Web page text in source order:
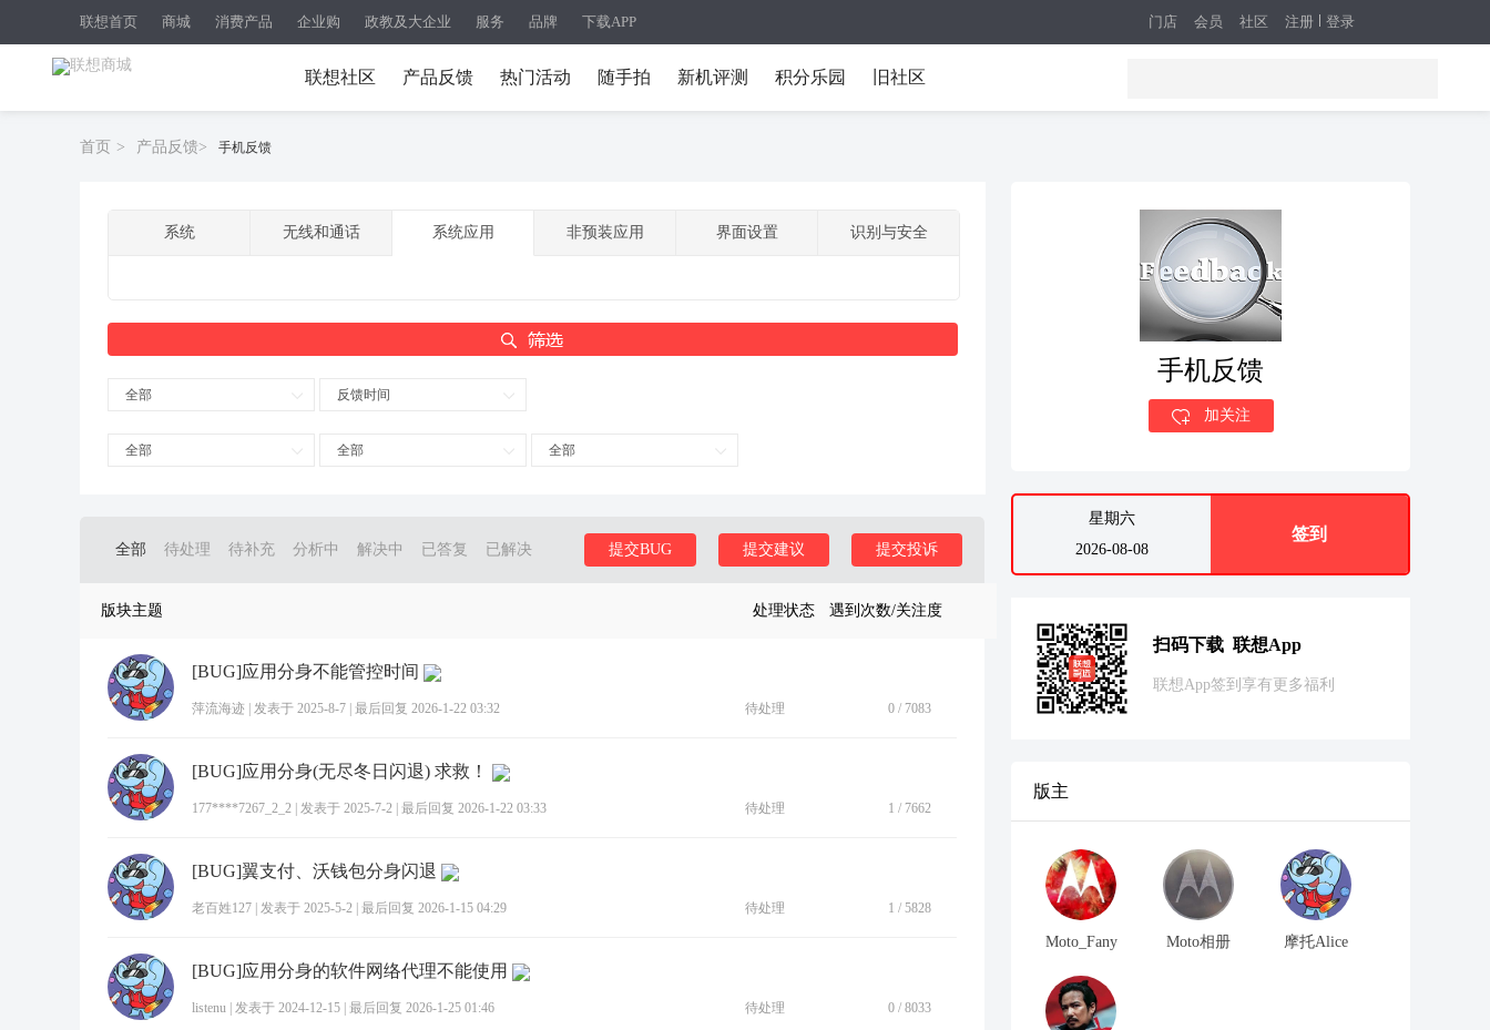
联想首页 商城 消费产品 企业购 政教及大企业 服务 品牌 下载APP 注册 登录
门店 会员 社区
联想社区 产品反馈 热门活动 随手拍 新机评测 积分乐园 旧社区
首页 > 产品反馈> 手机反馈
系统 无线和通话 系统应用 非预装应用 界面设置 识别与安全
全部 反馈时间
全部 全部 全部
全部 待处理 待补充 分析中 解决中 已答复 已解决 提交投诉
提交建议
提交BUG
版块主题 处理状态 遇到次数/关注度
[BUG]应用分身不能管控时间
萍流海迹 发表于 2025-8-7 最后回复 2026-1-22 03:32 待处理 0 / 7083
[BUG]应用分身(无尽冬日闪退) 求救！
177****7267_2_2 发表于 2025-7-2 最后回复 2026-1-22 03:33 待处理 1 / 7662
[BUG]翼支付、沃钱包分身闪退
老百姓127 发表于 2025-5-2 最后回复 2026-1-15 04:29 待处理 1 / 5828
[BUG]应用分身的软件网络代理不能使用
listenu 发表于 2024-12-15 最后回复 2026-1-25 01:46 待处理 0 / 8033
手机反馈
加关注
星期六
2026-08-08
签到
扫码下载 联想App
联想App签到享有更多福利
版主
Moto_Fany Moto相册 摩托Alice